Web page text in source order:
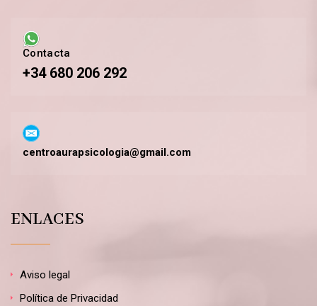
Contacta
+34 680 206 292
centroaurapsicologia@gmail.com
ENLACES
Aviso legal
Política de Privacidad